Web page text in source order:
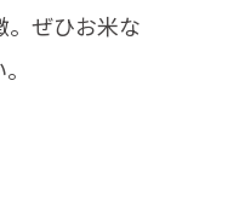
。ぜひお米な